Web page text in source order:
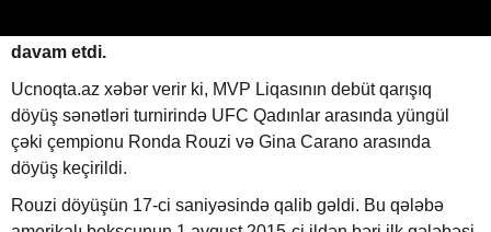
davam etdi.
Ucnoqta.az xəbər verir ki, MVP Liqasının debüt qarışıq
döyüş sənətləri turnirində UFC Qadınlar arasında yüngül
çəki çempionu Ronda Rouzi və Gina Carano arasında
döyüş keçirildi.
Rouzi döyüşün 17-ci saniyəsində qalib gəldi. Bu qələbə